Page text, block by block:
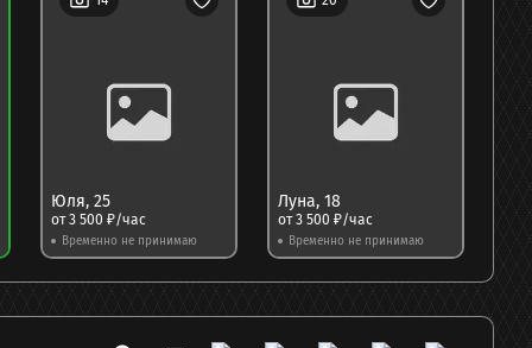
Юля, 25
от3 500 ₽/час
Временно не принимаю
Луна, 18
от3 500 ₽/час
Временно не принимаю